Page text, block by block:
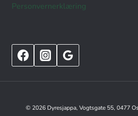
Personvernerklæring
© 2026 Dyresjappa, Vogtsgate 55, 0477